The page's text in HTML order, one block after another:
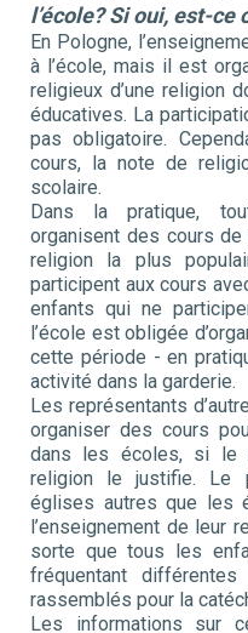
l’école? Si oui, est-ce
En Pologne,
à l’école, mais il est
religieux d’une religion
éducatives. La
pas obligatoire.
cours, la note de
scolaire.
Dans la pratique,
organisent des cours de
religion la plus
participent aux cours
enfants qui ne
l’école est obligée
cette période - en
activité dans la garderie.
Les représentants
organiser des cours
dans les écoles, si le
religion le justifie. Le
églises autres que les
l’enseignement de leur
sorte que tous les
fréquentant
rassemblés pour la
Les informations sur